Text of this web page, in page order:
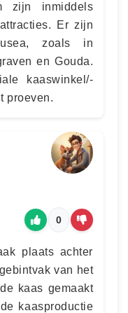
zijn inmiddels
Er zijn
zoals in
en Gouda.
kaaswinkel/-
proeven.
0
plaats achter
van het
kaas gemaakt
kaasproductie